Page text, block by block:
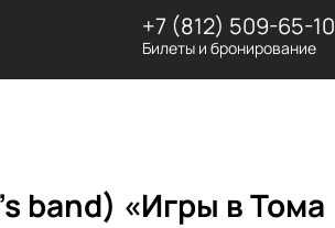
+7 (812) 509-65-10
Билеты и бронирование
band) «Игры в Тома